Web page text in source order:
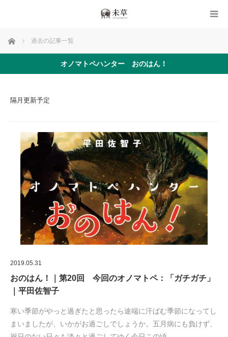
ホーム 過去の記事一覧
オノマトペハンター おのはん！
隔月更新予定
2019.05.31
おのはん！｜第20回 今回のオノマトペ：「ガチガチ」
｜平田佐智子
寒い季節がやっと過ぎたと思ったら途端に汗ばむ季節になってし
まいましたが、いかがお過ごしでしょうか。五月病にも負けず、